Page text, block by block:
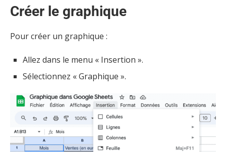
Créer le graphique
Pour créer un graphique :
Allez dans le menu « Insertion ».
Sélectionnez « Graphique ».